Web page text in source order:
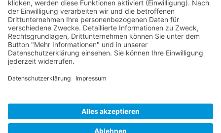
99085 Erfurt
0361/2620627
vorstand@th.wir-pflegen.net
Unterstützen
Mitglied werden
Kontakt Datenschutz